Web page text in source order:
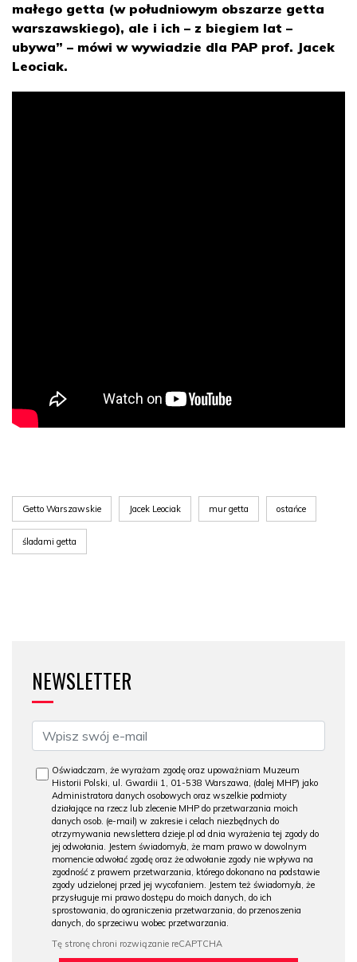
małego getta (w południowym obszarze getta
warszawskiego), ale i ich – z biegiem lat –
ubywa” – mówi w wywiadzie dla PAP prof. Jacek
Leociak.
Getto Warszawskie Jacek Leociak mur getta ostańce
śladami getta
NEWSLETTER
Oświadczam, że wyrażam zgodę oraz upoważniam Muzeum
Historii Polski, ul. Gwardii 1, 01-538 Warszawa, (dalej MHP) jako
Administratora danych osobowych oraz wszelkie podmioty
działające na rzecz lub zlecenie MHP do przetwarzania moich
danych osob. (e-mail) w zakresie i celach niezbędnych do
otrzymywania newslettera dzieje.pl od dnia wyrażenia tej zgody do
jej odwołania. Jestem świadomy/a, że mam prawo w dowolnym
momencie odwołać zgodę oraz że odwołanie zgody nie wpływa na
zgodność z prawem przetwarzania, którego dokonano na podstawie
zgody udzielonej przed jej wycofaniem. Jestem też świadomy/a, że
przysługuje mi prawo dostępu do moich danych, do ich
sprostowania, do ograniczenia przetwarzania, do przenoszenia
danych, do sprzeciwu wobec przetwarzania.